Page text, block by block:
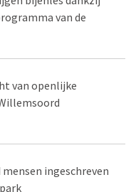
van de
van openlijke
mensen ingeschreven